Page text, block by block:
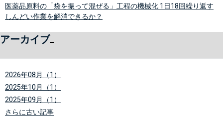
医薬品原料の「袋を振って混ぜる」工程の機械化 1日18回繰り返す
しんどい作業を解消できるか？
アーカイブ
2026年08月（1）
2025年10月（1）
2025年09月（1）
さらに古い記事